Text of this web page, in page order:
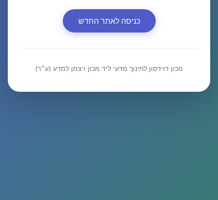
כניסה לאתר החדש
מכון דוידסון לחינוך מדעי ליד מכון ויצמן למדע (ע״ר)